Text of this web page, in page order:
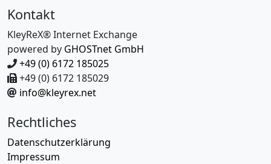
Kontakt
KleyReX® Internet Exchange
powered by GHOSTnet GmbH
+49 (0) 6172 185025
+49 (0) 6172 185029
info@kleyrex.net
Rechtliches
Datenschutzerklärung
Impressum